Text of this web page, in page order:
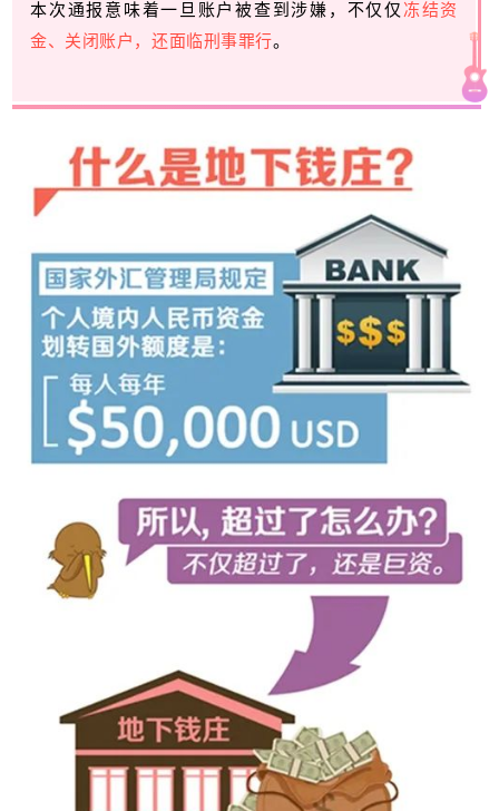
本次通报意味着一旦账户被查到涉嫌，不仅仅 冻结资
金、 关闭账户，还面临刑事罪行。